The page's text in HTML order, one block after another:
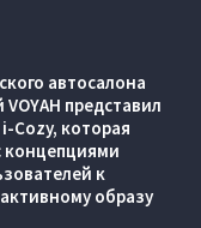
автосалона
представил
Cozy, которая
концепциями
к
образу